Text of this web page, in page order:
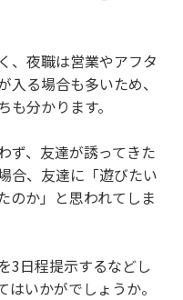
、夜職は営業やアフタ
る場合も多いため、
分かります。
ず、友達が誘ってきた
合、友達に「遊びたい
のか」と思われてしま
3日程提示するなどし
いかがでしょうか。